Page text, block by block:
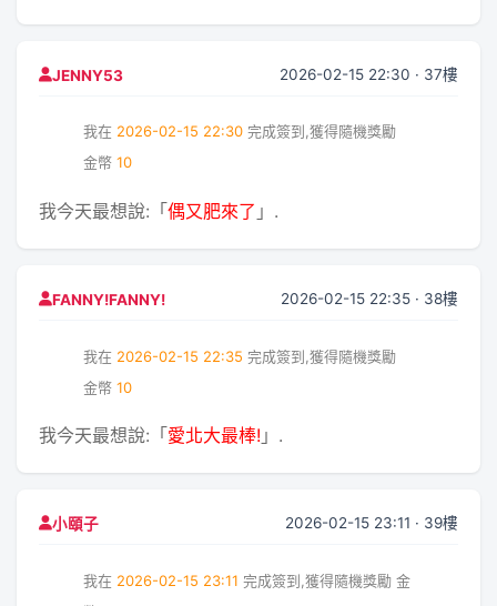
JENNY53 2026-02-15 22:30 · 37樓
我在 2026-02-15 22:30 完成簽到,獲得隨機獎勵
金幣 10
我今天最想說:「 偶又肥來了 」.
FANNY!FANNY! 2026-02-15 22:35 · 38樓
我在 2026-02-15 22:35 完成簽到,獲得隨機獎勵
金幣 10
我今天最想說:「 愛北大最棒! 」.
小頤子 2026-02-15 23:11 · 39樓
我在 2026-02-15 23:11 完成簽到,獲得隨機獎勵 金